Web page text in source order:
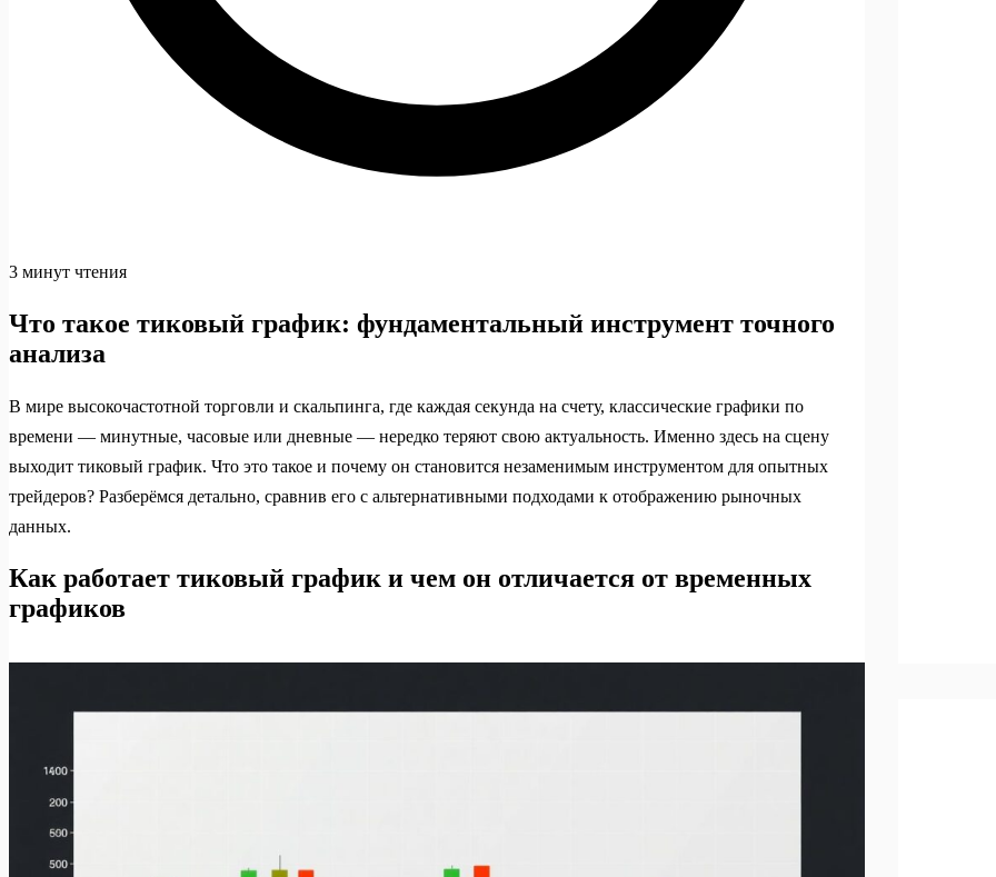
3 минут чтения
Что такое тиковый график: фундаментальный инструмент точного
анализа
В мире высокочастотной торговли и скальпинга, где каждая секунда на счету, классические графики по
времени — минутные, часовые или дневные — нередко теряют свою актуальность. Именно здесь на сцену
выходит тиковый график. Что это такое и почему он становится незаменимым инструментом для опытных
трейдеров? Разберёмся детально, сравнив его с альтернативными подходами к отображению рыночных
данных.
Как работает тиковый график и чем он отличается от временных
графиков